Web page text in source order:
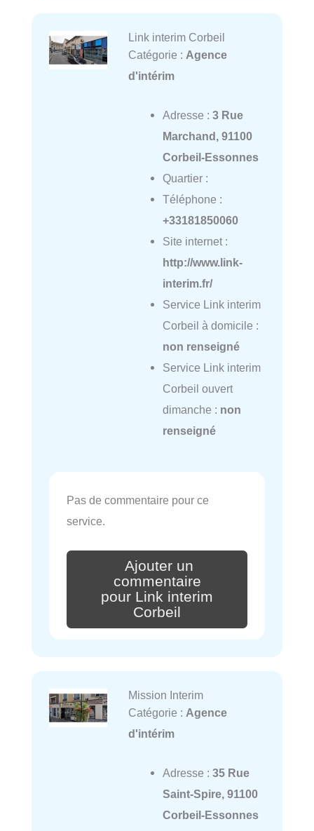
Link interim Corbeil
Catégorie : Agence
d'intérim
Adresse : 3 Rue
Marchand, 91100
Corbeil-Essonnes
Quartier :
Téléphone :
+33181850060
Site internet :
http://www.link-
interim.fr/
Service Link interim
Corbeil à domicile :
non renseigné
Service Link interim
Corbeil ouvert
dimanche : non
renseigné
Pas de commentaire pour ce
service.
Ajouter un
commentaire
pour Link interim
Corbeil
Mission Interim
Catégorie : Agence
d'intérim
Adresse : 35 Rue
Saint-Spire, 91100
Corbeil-Essonnes